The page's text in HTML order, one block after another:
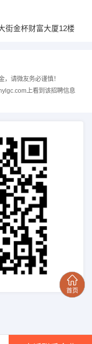
街金杯财富大厦12楼
请微友务必谨慎！
上看到该招聘信息